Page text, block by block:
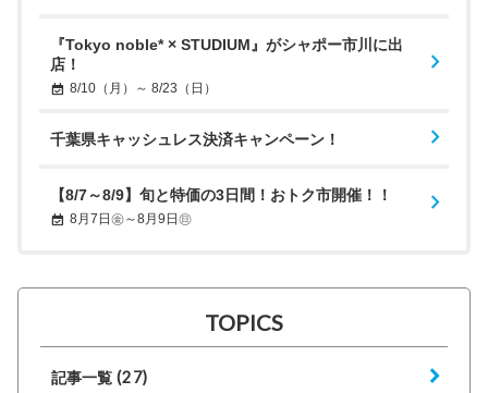
『Tokyo noble* × STUDIUM』がシャポー市川に出
店！
8/10（月）～ 8/23（日）
千葉県キャッシュレス決済キャンペーン！
【8/7～8/9】旬と特価の3日間！おトク市開催！！
8月7日㊎～8月9日㊐
TOPICS
記事一覧 (27)